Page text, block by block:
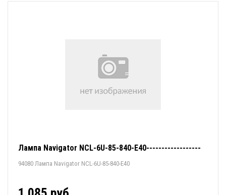
Лампа Navigator NCL-6U-85-840-E40------------------
94080 Лампа Navigator NCL-6U-85-840-E40